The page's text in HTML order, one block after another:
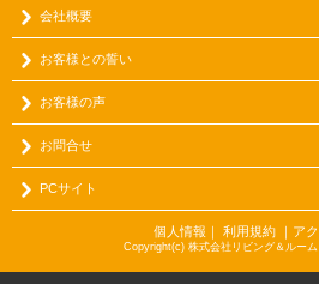
会社概要
お客様との誓い
お客様の声
お問合せ
PCサイト
個人情報 ｜ 利用規約｜ ア
Copyright(c) 株式会社リビング＆ルー